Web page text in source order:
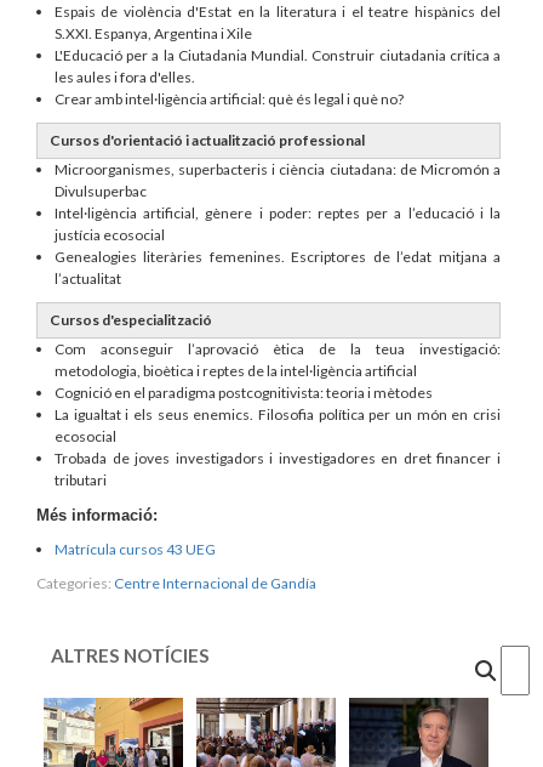
Espais de violència d'Estat en la literatura i el teatre hispànics del
S.XXI. Espanya, Argentina i Xile
L'Educació per a la Ciutadania Mundial. Construir ciutadania crítica a
les aules i fora d'elles.
Crear amb intel·ligència artificial: què és legal i què no?
Cursos d'orientació i actualització professional
Microorganismes, superbacteris i ciència ciutadana: de Micromón a
Divulsuperbac
Intel·ligència artificial, gènere i poder: reptes per a l’educació i la
justícia ecosocial
Genealogies literàries femenines. Escriptores de l’edat mitjana a
l’actualitat
Cursos d'especialització
Com aconseguir l’aprovació ètica de la teua investigació:
metodologia, bioètica i reptes de la intel·ligència artificial
Cognició en el paradigma postcognitivista: teoria i mètodes
La igualtat i els seus enemics. Filosofia política per un món en crisi
ecosocial
Trobada de joves investigadors i investigadores en dret financer i
tributari
Més informació:
Matrícula cursos 43 UEG
Categories: Centre Internacional de Gandía
ALTRES NOTÍCIES